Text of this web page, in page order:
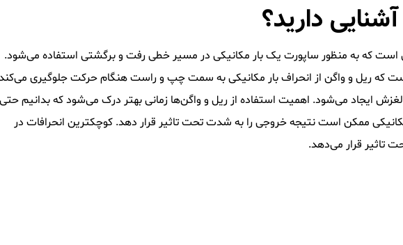
دارید؟
است که به منظور ساپورت یک بار مکانیکی در مسیر خطی رفت و برگشتی استفاده می‌شود.
که ریل و واگن از انحراف بار مکانیکی به سمت چپ و راست هنگام حرکت جلوگیری
ایجاد می‌شود. اهمیت استفاده از ریل و واگن‌ها زمانی بهتر درک می‌شود که بدانیم حتی
ممکن است نتیجه خروجی را به شدت تحت تاثیر قرار دهد. کوچکترین انحرافات در